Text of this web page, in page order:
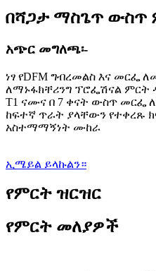
በሻጋታ ማስጌጥ ውስጥ
አጭር መግለጫ፡-
ነፃ የDFM ግብረመልስ እና መርፌ
ለማኑፋክቸሪንግ ፕሮፌሽናል
T1 ናሙና በ 7 ቀናት ውስጥ መርፌ
ከፍተኛ ጥራት ያላቸውን የተቀረጹ
አስተማማኝነት ሙከራ
ኢሜይል ይላኩልን።
የምርት ዝርዝር
የምርት መለያዎች